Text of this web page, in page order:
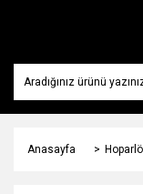
Anasayfa